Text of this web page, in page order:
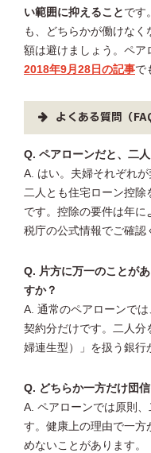
い範囲に抑えること です
も、どちらかが働けな
額は避けましょう。ペア
2018年9月28日の記事で
よくある質問（
Q. ペアローンだと、二
A. はい。夫婦それぞれ
二人とも住宅ローン控
です。控除の要件は年に
税庁の公式情報でご確認
Q. 片方に万一のことが
すか？
A. 通常のペアローンで
契約分だけです。二人分
婦連生型）」を扱う銀行
Q. どちらか一方だけ団
A. ペアローンでは原則
す。健康上の理由で一方
めないことがあります。